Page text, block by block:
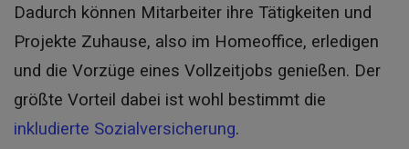
Dadurch können Mitarbeiter ihre Tätigkeiten und
Projekte Zuhause, also im Homeoffice, erledigen
und die Vorzüge eines Vollzeitjobs genießen. Der
größte Vorteil dabei ist wohl bestimmt die
inkludierte Sozialversicherung.